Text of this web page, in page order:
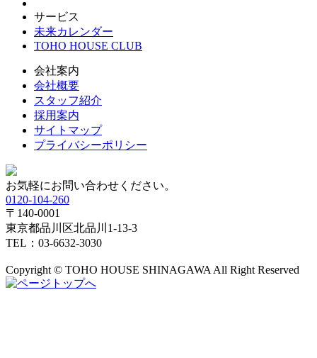
サービス
未来カレンダー
TOHO HOUSE CLUB
会社案内
会社概要
スタッフ紹介
採用案内
サイトマップ
プライバシーポリシー
お気軽にお問い合わせください。
0120-104-260
〒140-0001
東京都品川区北品川1-13-3
TEL：03-6632-3030
Copyright © TOHO HOUSE SHINAGAWA All Right Reserved